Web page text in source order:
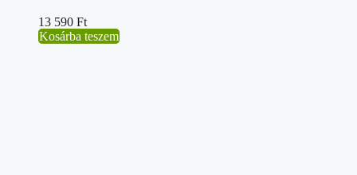
13 590 Ft
Kosárba teszem